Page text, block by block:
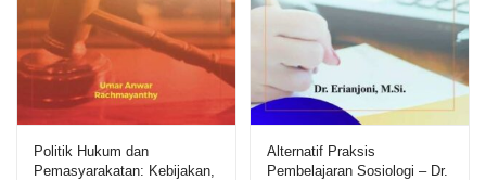
Politik Hukum dan
Pemasyarakatan: Kebijakan,
Alternatif Praksis
Pembelajaran Sosiologi – Dr.